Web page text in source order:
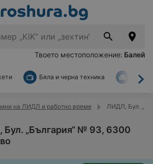
Твоето местоположение: Балей
Бяла и черна техника За
на ЛИДЛ и работно време ЛИДЛ, Бул.
„България“ № 93, 6300